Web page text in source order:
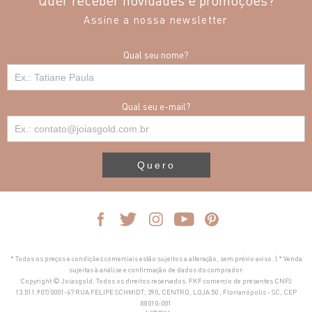
Assine a nossa newsletter
Qual seu nome?
Qual seu e-mail?
Quero
* Todos os preços e condições comerciais estão sujeitos a alteração, sem prévio aviso. | * Venda
sujeitas à análise e confirmação de dados do comprador.
Copyright © Joiasgold. Todos os direitos reservados. FKF comercio de presentes CNPJ
13.511.907/0001-67 RUA FELIPE SCHMIDT, 390, CENTRO, LOJA 50 , Florianópolis - SC, CEP
88010-001